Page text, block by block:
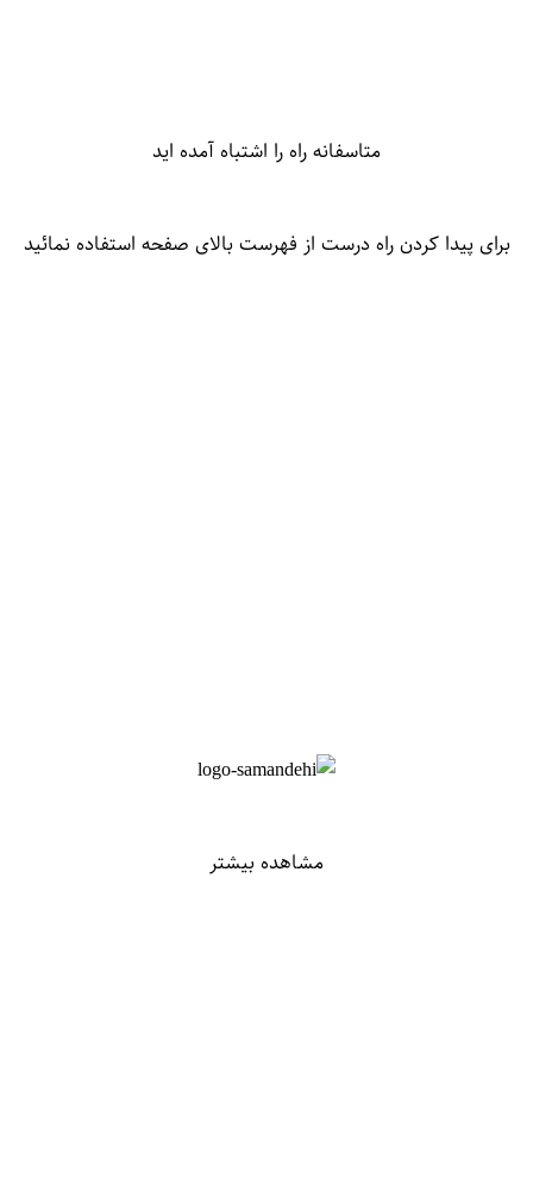
متاسفانه راه را اشتباه آمده اید
برای پیدا کردن راه درست از فهرست بالای صفحه استفاده نمائید
مشاهده بیشتر